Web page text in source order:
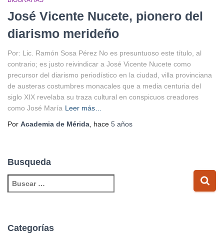
José Vicente Nucete, pionero del
diarismo merideño
Por: Lic. Ramón Sosa Pérez No es presuntuoso este título, al
contrario; es justo reivindicar a José Vicente Nucete como
precursor del diarismo periodístico en la ciudad, villa provinciana
de austeras costumbres monacales que a media centuria del
siglo XIX revelaba su traza cultural en conspicuos creadores
como José María Leer más…
Por Academia de Mérida , hace 5 años
Busqueda
u
a
Categorías